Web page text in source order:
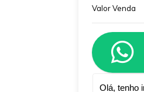
Valor Venda